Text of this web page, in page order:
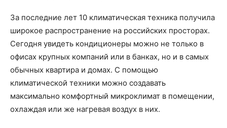
За последние лет 10 климатическая техника получила
широкое распространение на российских просторах.
Сегодня увидеть кондиционеры можно не только в
офисах крупных компаний или в банках, но и в самых
обычных квартира и домах. С помощью
климатической техники можно создавать
максимально комфортный микроклимат в помещении,
охлаждая или же нагревая воздух в них.